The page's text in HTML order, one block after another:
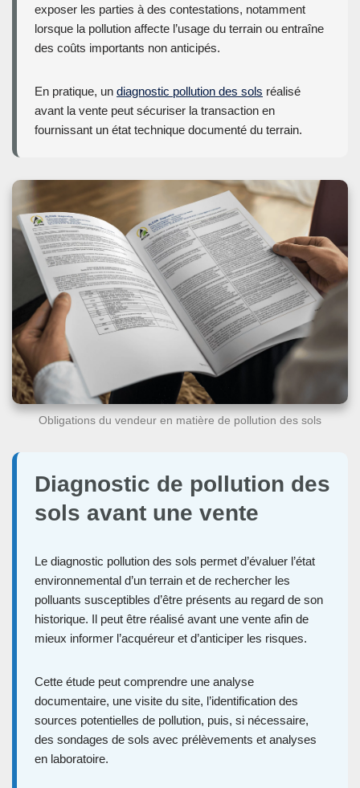
exposer les parties à des contestations, notamment
lorsque la pollution affecte l’usage du terrain ou entraîne
des coûts importants non anticipés.
En pratique, un diagnostic pollution des sols réalisé
avant la vente peut sécuriser la transaction en
fournissant un état technique documenté du terrain.
Obligations du vendeur en matière de pollution des sols
Diagnostic de pollution des
sols avant une vente
Le diagnostic pollution des sols permet d’évaluer l’état
environnemental d’un terrain et de rechercher les
polluants susceptibles d’être présents au regard de son
historique. Il peut être réalisé avant une vente afin de
mieux informer l’acquéreur et d’anticiper les risques.
Cette étude peut comprendre une analyse
documentaire, une visite du site, l’identification des
sources potentielles de pollution, puis, si nécessaire,
des sondages de sols avec prélèvements et analyses
en laboratoire.